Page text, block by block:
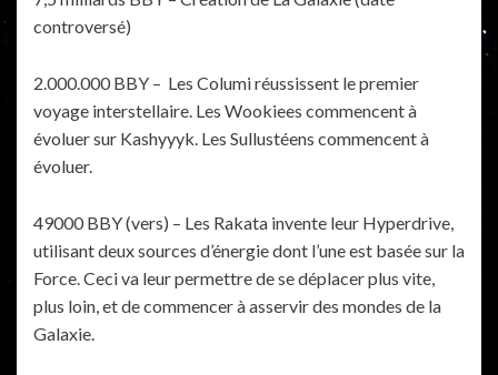
controversé)
2.000.000 BBY – Les Columi réussissent le premier
voyage interstellaire. Les Wookiees commencent à
évoluer sur Kashyyyk. Les Sullustéens commencent à
évoluer.
49000 BBY (vers) – Les Rakata invente leur Hyperdrive,
utilisant deux sources d’énergie dont l’une est basée sur la
Force. Ceci va leur permettre de se déplacer plus vite,
plus loin, et de commencer à asservir des mondes de la
Galaxie.